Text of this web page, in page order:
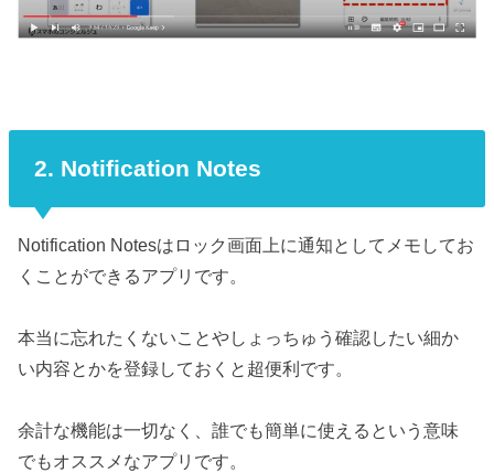
2. Notification Notes
Notification Notesはロック画面上に通知としてメモしてお
くことができるアプリです。
本当に忘れたくないことやしょっちゅう確認したい細か
い内容とかを登録しておくと超便利です。
余計な機能は一切なく、誰でも簡単に使えるという意味
でもオススメなアプリです。